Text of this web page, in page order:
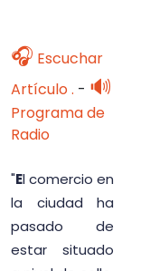
🎧 Escuchar
Artículo . - 🔊
Programa de
Radio
"El comercio en
la ciudad ha
pasado de
estar situado